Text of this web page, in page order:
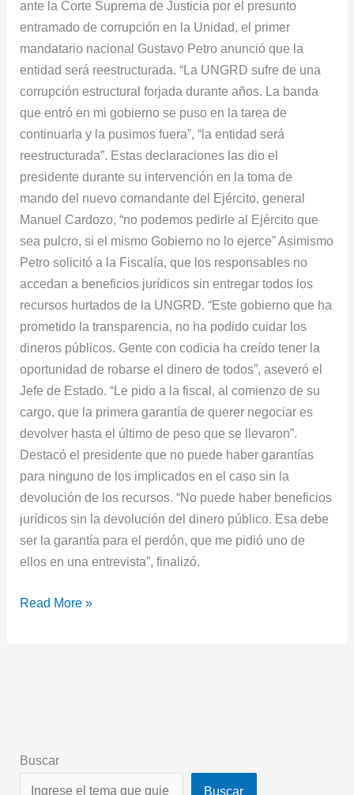
ante la Corte Suprema de Justicia por el presunto
entramado de corrupción en la Unidad, el primer
mandatario nacional Gustavo Petro anunció que la
entidad será reestructurada. “La UNGRD sufre de una
corrupción estructural forjada durante años. La banda
que entró en mi gobierno se puso en la tarea de
continuarla y la pusimos fuera”, “la entidad será
reestructurada”. Estas declaraciones las dio el
presidente durante su intervención en la toma de
mando del nuevo comandante del Ejército, general
Manuel Cardozo, “no podemos pedirle al Ejército que
sea pulcro, si el mismo Gobierno no lo ejerce” Asimismo
Petro solicitó a la Fiscalía, que los responsables no
accedan a beneficios jurídicos sin entregar todos los
recursos hurtados de la UNGRD. “Este gobierno que ha
prometido la transparencia, no ha podido cuidar los
dineros públicos. Gente con codicia ha creído tener la
oportunidad de robarse el dinero de todos”, aseveró el
Jefe de Estado. “Le pido a la fiscal, al comienzo de su
cargo, que la primera garantía de querer negociar es
devolver hasta el último de peso que se llevaron”.
Destacó el presidente que no puede haber garantías
para ninguno de los implicados en el caso sin la
devolución de los recursos. “No puede haber beneficios
jurídicos sin la devolución del dinero público. Esa debe
ser la garantía para el perdón, que me pidió uno de
ellos en una entrevista”, finalizó.
será
reestructurada”
Read More »
Buscar
Buscar